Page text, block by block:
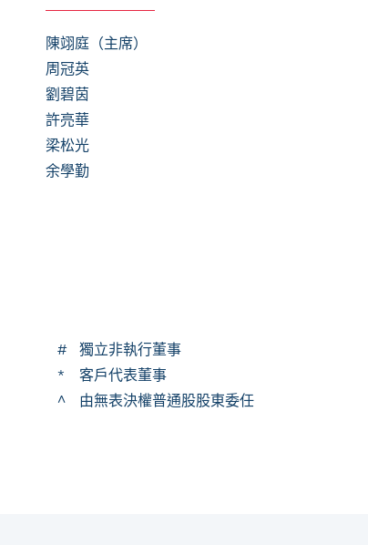
陳翊庭（主席）
周冠英
劉碧茵
許亮華
梁松光
余學勤
#
獨立非執行董事
*
客戶代表董事
^
由無表決權普通股股東委任